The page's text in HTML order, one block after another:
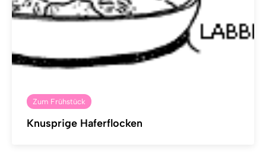
Zum Frühstück
Knusprige Haferflocken